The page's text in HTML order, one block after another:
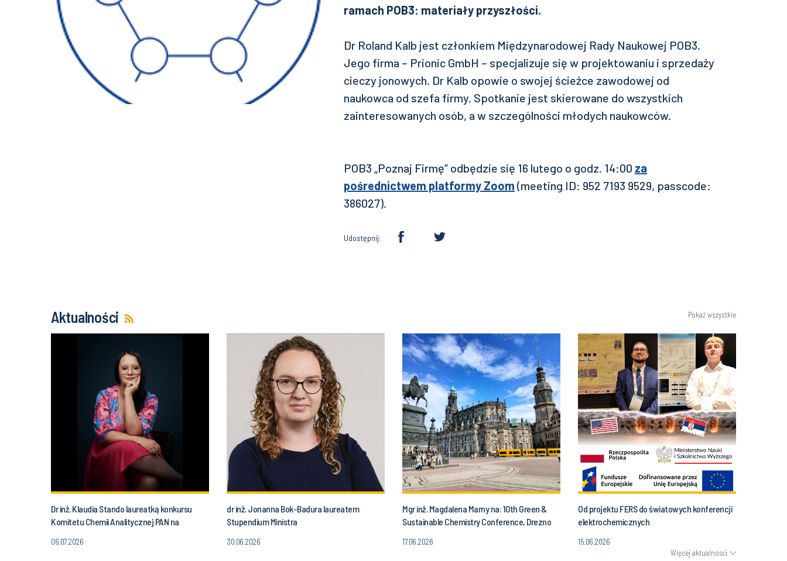
ramach POB3: materiały przyszłości.
Dr Roland Kalb jest członkiem Międzynarodowej Rady Naukowej POB3.
Jego firma – Prionic GmbH – specjalizuje się w projektowaniu i sprzedaży
cieczy jonowych. Dr Kalb opowie o swojej ścieżce zawodowej od
naukowca od szefa firmy. Spotkanie jest skierowane do wszystkich
zainteresowanych osób, a w szczególności młodych naukowców.
POB3 „Poznaj Firmę” odbędzie się 16 lutego o godz. 14:00 za
pośrednictwem platformy Zoom (meeting ID: 952 7193 9529, passcode:
386027).
Udostępnij:
Aktualności Pokaż wszystkie
Dr inż. Klaudia Stando laureatką konkursu
Komitetu Chemii Analitycznej PAN na
06.07.2026
dr inż. Jonanna Bok-Badura laureatem
Stupendium Ministra
30.06.2026
Mgr inż. Magdalena Marny na: 10th Green &
Sustainable Chemistry Conference, Drezno
17.06.2026
Od projektu FERS do światowych konferencji
elektrochemicznych
15.06.2026
Więcej aktualności